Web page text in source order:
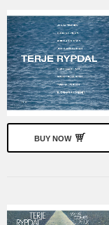
BUY NOW